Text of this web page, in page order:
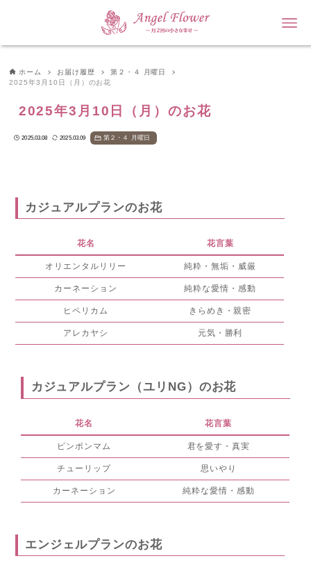
ホーム お届け履歴
第２・４ 月曜日
2025年3月10日（月）のお花
2025年3月10日（月）のお花
2025.03.08 2025.03.09 第２・４ 月曜日
カジュアルプランのお花
花名 花言葉
オリエンタルリリー 純粋・無垢・威厳
カーネーション 純粋な愛情・感動
ヒペリカム きらめき・親密
アレカヤシ 元気・勝利
カジュアルプラン（ユリNG）のお花
花名 花言葉
ピンポンマム 君を愛す・真実
チューリップ 思いやり
カーネーション 純粋な愛情・感動
エンジェルプランのお花